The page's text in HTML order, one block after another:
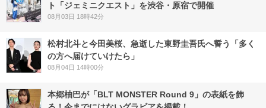
ト「ジェミニクエスト」を渋谷・原宿で開催
08月03日 18時42分
松村北斗と今田美桜、急逝した東野圭吾氏へ誓う「多く
の方へ届けていけたら」
08月04日 14時00分
本郷柚巴が「BLT MONSTER Round 9」の表紙を飾